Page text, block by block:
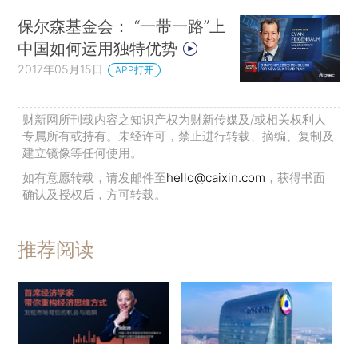
保尔森基金会： “一带一路”上
中国如何运用独特优势
2017年05月15日 APP打开
财新网所刊载内容之知识产权为财新传媒及/或相关权利人
专属所有或持有。未经许可，禁止进行转载、摘编、复制及
建立镜像等任何使用。
如有意愿转载，请发邮件至hello@caixin.com ，获得书面
确认及授权后，方可转载。
推荐阅读